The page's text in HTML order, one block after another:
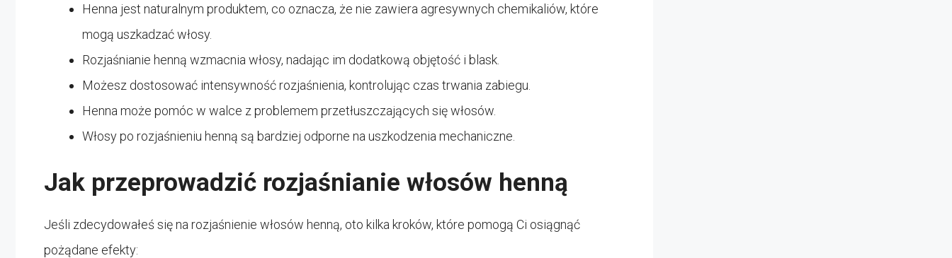
Henna jest naturalnym produktem, co oznacza, że nie zawiera agresywnych chemikaliów, które
mogą uszkadzać włosy.
Rozjaśnianie henną wzmacnia włosy, nadając im dodatkową objętość i blask.
Możesz dostosować intensywność rozjaśnienia, kontrolując czas trwania zabiegu.
Henna może pomóc w walce z problemem przetłuszczających się włosów.
Włosy po rozjaśnieniu henną są bardziej odporne na uszkodzenia mechaniczne.
Jak przeprowadzić rozjaśnianie włosów henną
Jeśli zdecydowałeś się na rozjaśnienie włosów henną, oto kilka kroków, które pomogą Ci osiągnąć
pożądane efekty: